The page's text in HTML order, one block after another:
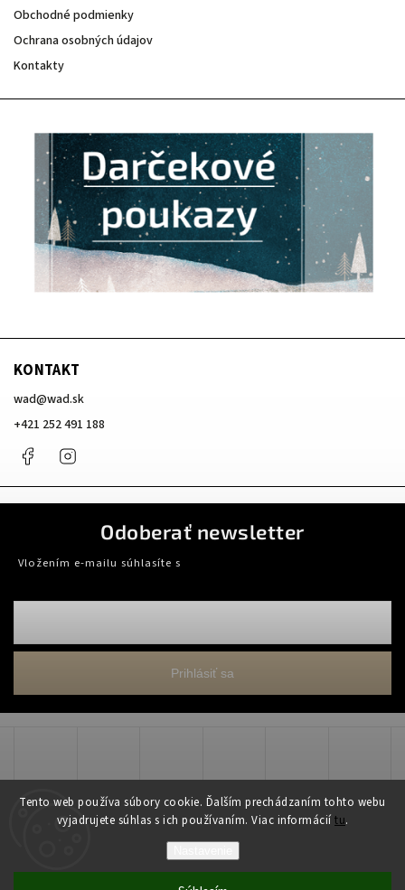
Tento web používa súbory cookie. Ďalším prechádzaním tohto webu
vyjadrujete súhlas s ich používaním. Viac informácií tu.
Obchodné podmienky
Ochrana osobných údajov
Kontakty
KONTAKT
wad@wad.sk
+421 252 491 188
Facebook
Odoberať newsletter
Vložením e-mailu súhlasíte s
Prihlásiť sa
Copyright 2026 WADART, s.r.o. . Všetky práva vyhradené.
Grafický návrh vytvořil a nakódoval